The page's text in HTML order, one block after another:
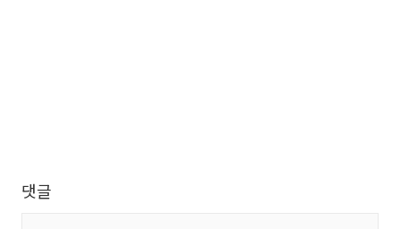
댓글